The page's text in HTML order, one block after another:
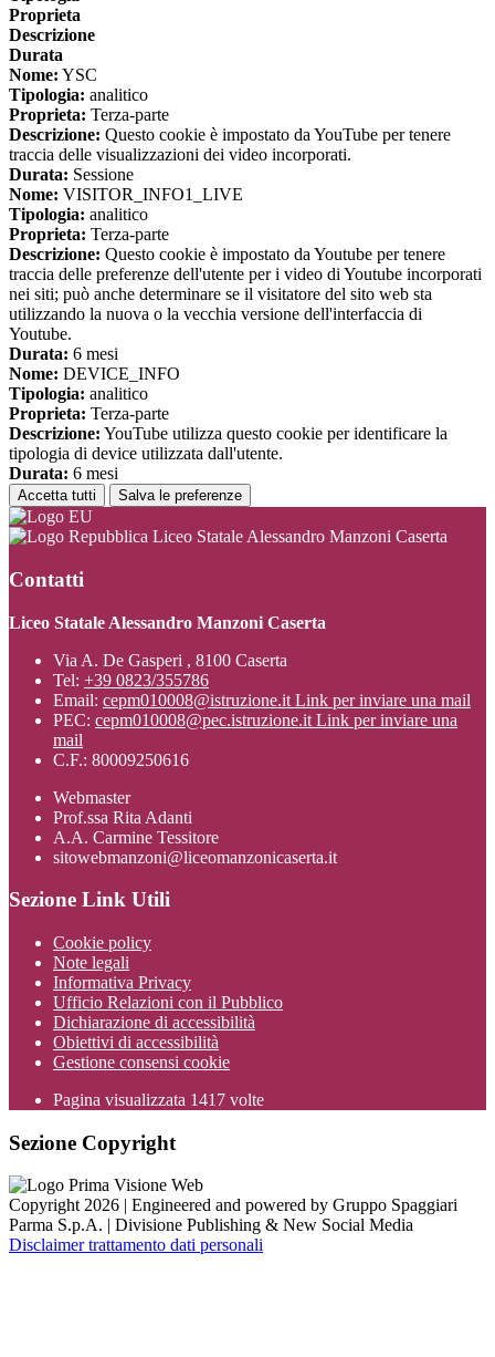
Proprieta
Descrizione
Durata
Nome: YSC
Tipologia: analitico
Proprieta: Terza-parte
Descrizione: Questo cookie è impostato da YouTube per tenere
traccia delle visualizzazioni dei video incorporati.
Durata: Sessione
Nome: VISITOR_INFO1_LIVE
Tipologia: analitico
Proprieta: Terza-parte
Descrizione: Questo cookie è impostato da Youtube per tenere
traccia delle preferenze dell'utente per i video di Youtube incorporati
nei siti; può anche determinare se il visitatore del sito web sta
utilizzando la nuova o la vecchia versione dell'interfaccia di
Youtube.
Durata: 6 mesi
Nome: DEVICE_INFO
Tipologia: analitico
Proprieta: Terza-parte
Descrizione: YouTube utilizza questo cookie per identificare la
tipologia di device utilizzata dall'utente.
Durata: 6 mesi
Accetta tutti Salva le preferenze
Liceo Statale Alessandro Manzoni Caserta
Contatti
Liceo Statale Alessandro Manzoni Caserta
Via A. De Gasperi , 8100 Caserta
Tel: +39 0823/355786
Email: cepm010008@istruzione.it Link per inviare una mail
PEC: cepm010008@pec.istruzione.it Link per inviare una
mail
C.F.: 80009250616
Webmaster
Prof.ssa Rita Adanti
A.A. Carmine Tessitore
sitowebmanzoni@liceomanzonicaserta.it
Sezione Link Utili
Cookie policy
Note legali
Informativa Privacy
Ufficio Relazioni con il Pubblico
Dichiarazione di accessibilità
Obiettivi di accessibilità
Gestione consensi cookie
Pagina visualizzata 1417 volte
Sezione Copyright
Copyright 2026 | Engineered and powered by Gruppo Spaggiari
Parma S.p.A. | Divisione Publishing & New Social Media
Disclaimer trattamento dati personali